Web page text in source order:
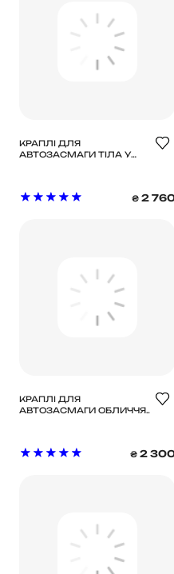
КРАПЛІ ДЛЯ
АВТОЗАСМАГИ ТІЛА У
₴ 2
КРАПЛІ ДЛЯ
АВТОЗАСМАГИ ОБЛИЧЧЯ
₴ 2